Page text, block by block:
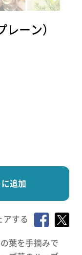
ーン）
追加
アする
葉を手摘みで